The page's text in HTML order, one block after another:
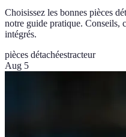
Choisissez les bonnes pièces
notre guide pratique. Conseils,
intégrés.
pièces détachéestracteur
Aug 5